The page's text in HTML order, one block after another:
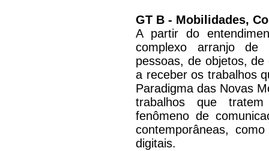
GT B - Mobilidades,
A partir do
complexo arranjo
pessoas, de objetos,
a receber os trabalhos
Paradigma das Novas
trabalhos que
fenômeno de
contemporâneas,
digitais.